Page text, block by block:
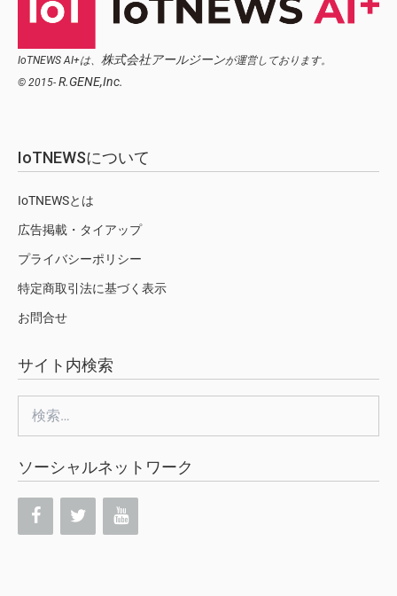
IoTNEWS AI+は、 株式会社アールジーンが運営しております。
© 2015- R.GENE,Inc.
IoTNEWSについて
IoTNEWSとは
広告掲載・タイアップ
プライバシーポリシー
特定商取引法に基づく表示
お問合せ
サイト内検索
索:
ソーシャルネットワーク